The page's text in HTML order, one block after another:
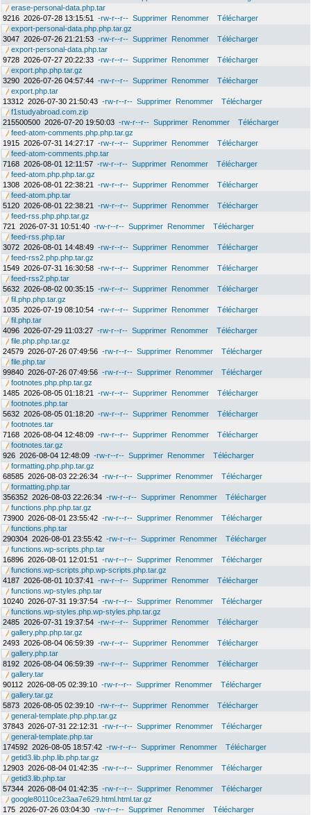
erase-personal-data.php.tar
9216 2026-07-28 13:15:51 -rw-r--r-- Supprimer Renommer
Télécharger
export-personal-data.php.php.tar.gz
3047 2026-07-26 21:21:53 -rw-r--r-- Supprimer Renommer
Télécharger
export-personal-data.php.tar
9728 2026-07-27 20:22:33 -rw-r--r-- Supprimer Renommer
Télécharger
export.php.php.tar.gz
3290 2026-07-26 04:57:44 -rw-r--r-- Supprimer Renommer
Télécharger
export.php.tar
13312 2026-07-30 21:50:43 -rw-r--r-- Supprimer Renommer
Télécharger
f1studyabroad.com.zip
215500500 2026-07-20 19:50:03 -rw-r--r-- Supprimer Renommer
Télécharger
feed-atom-comments.php.php.tar.gz
1915 2026-07-31 14:27:17 -rw-r--r-- Supprimer Renommer
Télécharger
feed-atom-comments.php.tar
7168 2026-08-01 12:11:57 -rw-r--r-- Supprimer Renommer
Télécharger
feed-atom.php.php.tar.gz
1308 2026-08-01 22:38:21 -rw-r--r-- Supprimer Renommer
Télécharger
feed-atom.php.tar
5120 2026-08-01 22:38:21 -rw-r--r-- Supprimer Renommer
Télécharger
feed-rss.php.php.tar.gz
721
2026-07-31 10:51:40 -rw-r--r-- Supprimer Renommer
Télécharger
feed-rss.php.tar
3072 2026-08-01 14:48:49 -rw-r--r-- Supprimer Renommer
Télécharger
feed-rss2.php.php.tar.gz
1549 2026-07-31 16:30:58 -rw-r--r-- Supprimer Renommer
Télécharger
feed-rss2.php.tar
5632 2026-08-02 00:35:15 -rw-r--r-- Supprimer Renommer
Télécharger
fil.php.php.tar.gz
1035 2026-07-19 08:10:54 -rw-r--r-- Supprimer Renommer
Télécharger
fil.php.tar
4096 2026-07-29 11:03:27 -rw-r--r-- Supprimer Renommer
Télécharger
file.php.php.tar.gz
24579 2026-07-26 07:49:56 -rw-r--r-- Supprimer Renommer
Télécharger
file.php.tar
99840 2026-07-26 07:49:56 -rw-r--r-- Supprimer Renommer
Télécharger
footnotes.php.php.tar.gz
1485 2026-08-05 01:18:21 -rw-r--r-- Supprimer Renommer
Télécharger
footnotes.php.tar
5632 2026-08-05 01:18:20 -rw-r--r-- Supprimer Renommer
Télécharger
footnotes.tar
7168 2026-08-04 12:48:09 -rw-r--r-- Supprimer Renommer
Télécharger
footnotes.tar.gz
926 2026-08-04 12:48:09 -rw-r--r-- Supprimer Renommer
Télécharger
formatting.php.php.tar.gz
68585 2026-08-03 22:26:34 -rw-r--r-- Supprimer Renommer
Télécharger
formatting.php.tar
356352 2026-08-03 22:26:34 -rw-r--r-- Supprimer Renommer
Télécharger
functions.php.php.tar.gz
73900 2026-08-01 23:55:42 -rw-r--r-- Supprimer Renommer
Télécharger
functions.php.tar
290304 2026-08-01 23:55:42 -rw-r--r-- Supprimer Renommer
Télécharger
functions.wp-scripts.php.tar
16896 2026-08-01 12:01:51 -rw-r--r-- Supprimer Renommer
Télécharger
functions.wp-scripts.php.wp-scripts.php.tar.gz
4187 2026-08-01 10:37:41 -rw-r--r-- Supprimer Renommer
Télécharger
functions.wp-styles.php.tar
10240 2026-07-31 19:37:54 -rw-r--r-- Supprimer Renommer
Télécharger
functions.wp-styles.php.wp-styles.php.tar.gz
2485 2026-07-31 19:37:54 -rw-r--r-- Supprimer Renommer
Télécharger
gallery.php.php.tar.gz
2493 2026-08-04 06:59:39 -rw-r--r-- Supprimer Renommer
Télécharger
gallery.php.tar
8192 2026-08-04 06:59:39 -rw-r--r-- Supprimer Renommer
Télécharger
gallery.tar
90112 2026-08-05 02:39:10 -rw-r--r-- Supprimer Renommer
Télécharger
gallery.tar.gz
5873 2026-08-05 02:39:10 -rw-r--r-- Supprimer Renommer
Télécharger
general-template.php.php.tar.gz
37843 2026-07-31 22:12:31 -rw-r--r-- Supprimer Renommer
Télécharger
general-template.php.tar
174592 2026-08-05 18:57:42 -rw-r--r-- Supprimer Renommer
Télécharger
getid3.lib.php.lib.php.tar.gz
12903 2026-08-04 01:42:35 -rw-r--r-- Supprimer Renommer
Télécharger
getid3.lib.php.tar
57344 2026-08-04 01:42:35 -rw-r--r-- Supprimer Renommer
Télécharger
google80110ce23aa7e629.html.html.tar.gz
175 2026-07-26 03:04:30 -rw-r--r-- Supprimer Renommer
Télécharger